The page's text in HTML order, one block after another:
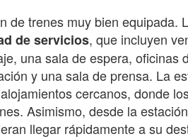
de trenes muy bien equipada.
de servicios, que incluyen
una sala de espera, oficinas
y una sala de prensa. La
cercanos, donde
Asimismo, desde la
llegar rápidamente a su